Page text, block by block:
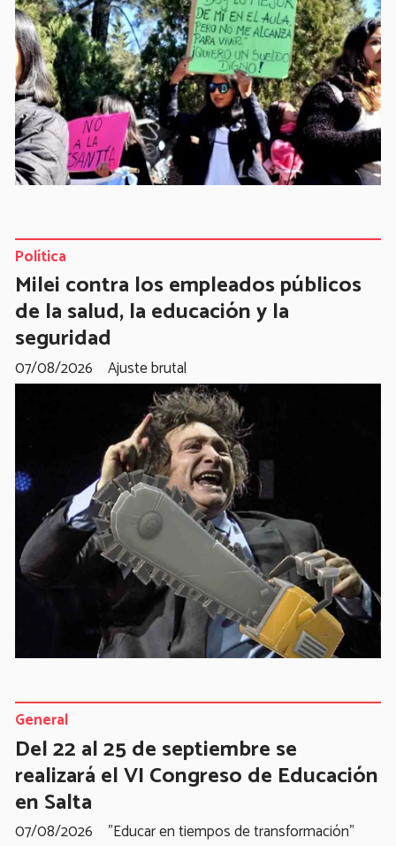
Milei contra los empleados públicos
de la salud, la educación y la
seguridad
Ajuste brutal
Política
07/08/2026
Del 22 al 25 de septiembre se
realizará el VI Congreso de Educación
en Salta
"Educar en tiempos de transformación"
General
07/08/2026